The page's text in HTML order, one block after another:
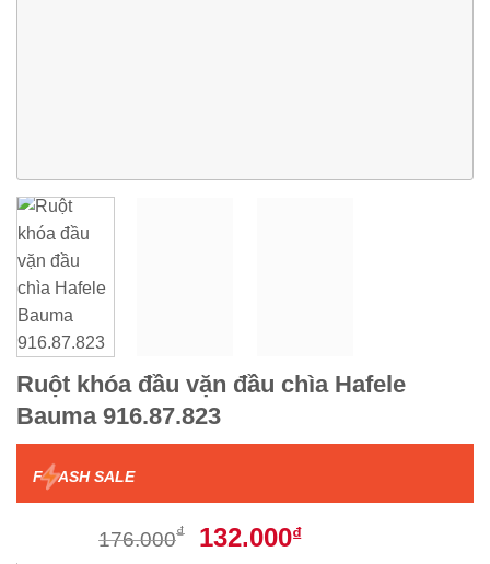
Ruột khóa đầu vặn đầu chìa Hafele
Bauma 916.87.823
F ASH SALE
176.000₫
Giá
132.000₫Giá